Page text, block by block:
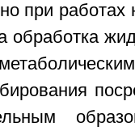
при
обработка